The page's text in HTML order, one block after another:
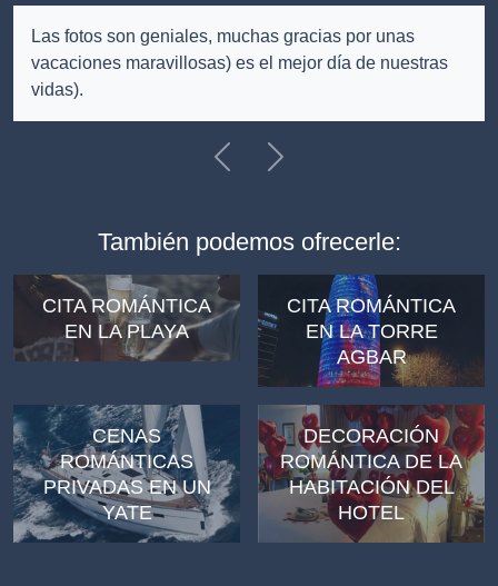
Las fotos son geniales, muchas gracias por unas
vacaciones maravillosas) es el mejor día de nuestras
vidas).
PreviousSiguiente
También podemos ofrecerle:
CITA ROMÁNTICA
EN LA PLAYA
CITA ROMÁNTICA
EN LA TORRE
AGBAR
CENAS
ROMÁNTICAS
PRIVADAS EN UN
YATE
DECORACIÓN
ROMÁNTICA DE LA
HABITACIÓN DEL
HOTEL